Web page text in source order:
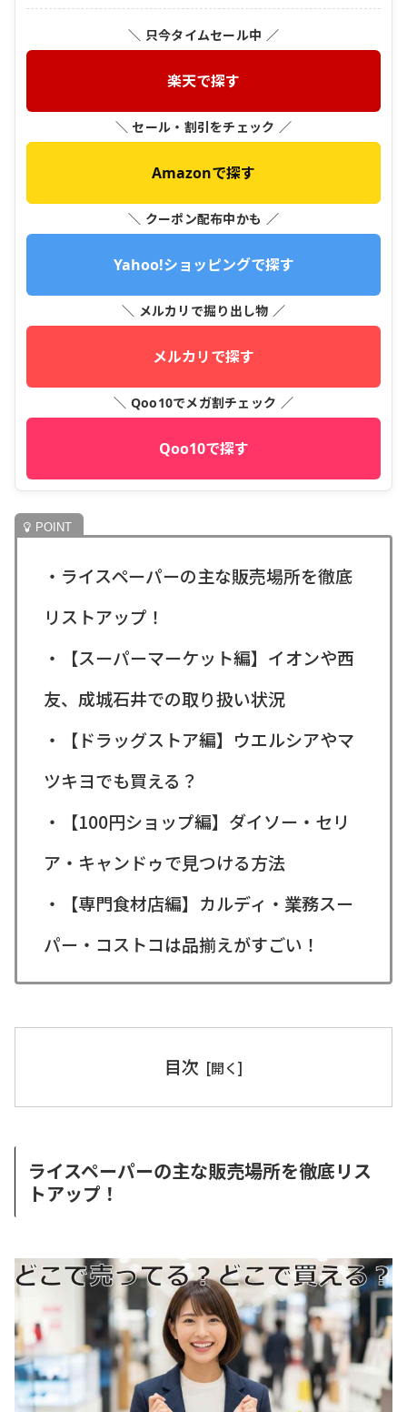
＼ 只今タイムセール中 ／
楽天で探す
＼ セール・割引をチェック ／
Amazonで探す
＼ クーポン配布中かも ／
Yahoo!ショッピングで探す
＼ メルカリで掘り出し物 ／
メルカリで探す
＼ Qoo10でメガ割チェック ／
Qoo10で探す
・ライスペーパーの主な販売場所を徹底
リストアップ！
・【スーパーマーケット編】イオンや西
友、成城石井での取り扱い状況
・【ドラッグストア編】ウエルシアやマ
ツキヨでも買える？
・【100円ショップ編】ダイソー・セリ
ア・キャンドゥで見つける方法
・【専門食材店編】カルディ・業務スー
パー・コストコは品揃えがすごい！
目次
ライスペーパーの主な販売場所を徹底リス
トアップ！